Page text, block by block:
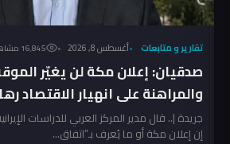
تقارير و متابعات أغسطس 8, 2026 16٬845 مشاهدة
صدقيان: إعلان مكة لن يغيّر
والمراهنة على انهيار الاقتصاد
جريدة |.. قال مدير المركز العربي للدراسات
إن إعلان مكة أو ما يُعرف بـ”اتفاق...